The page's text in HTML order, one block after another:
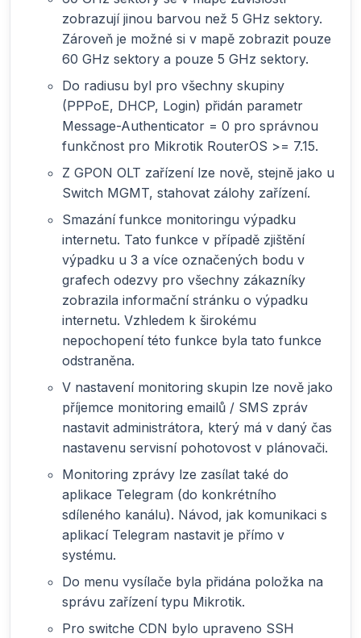
zobrazují jinou barvou než 5 GHz sektory.
Zároveň je možné si v mapě zobrazit pouze
60 GHz sektory a pouze 5 GHz sektory.
Do radiusu byl pro všechny skupiny
(PPPoE, DHCP, Login) přidán parametr
Message-Authenticator = 0 pro správnou
funkčnost pro Mikrotik RouterOS >= 7.15.
Z GPON OLT zařízení lze nově, stejně jako u
Switch MGMT, stahovat zálohy zařízení.
Smazání funkce monitoringu výpadku
internetu. Tato funkce v případě zjištění
výpadku u 3 a více označených bodu v
grafech odezvy pro všechny zákazníky
zobrazila informační stránku o výpadku
internetu. Vzhledem k širokému
nepochopení této funkce byla tato funkce
odstraněna.
V nastavení monitoring skupin lze nově jako
příjemce monitoring emailů / SMS zpráv
nastavit administrátora, který má v daný čas
nastavenu servisní pohotovost v plánovači.
Monitoring zprávy lze zasílat také do
aplikace Telegram (do konkrétního
sdíleného kanálu). Návod, jak komunikaci s
aplikací Telegram nastavit je přímo v
systému.
Do menu vysílače byla přidána položka na
správu zařízení typu Mikrotik.
Pro switche CDN bylo upraveno SSH